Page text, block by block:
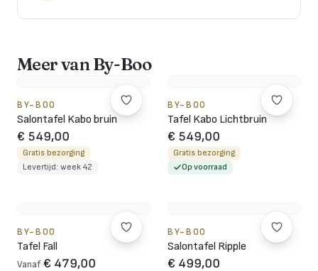
Meer van By-Boo
BY-BOO
Salontafel Kabo bruin
€ 549,00
Gratis bezorging
Levertijd: week 42
BY-BOO
Tafel Kabo Lichtbruin
€ 549,00
Gratis bezorging
Op voorraad
BY-BOO
Tafel Fall
Vanaf € 479,00
BY-BOO
Salontafel Ripple
€ 499,00